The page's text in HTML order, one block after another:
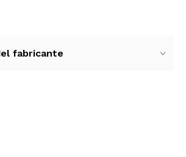
9 x 9 x 16 centímetros y un
fabricante